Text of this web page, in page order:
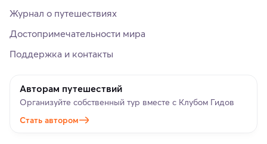
Журнал о путешествиях
Достопримечательности мира
Поддержка и контакты
Авторам путешествий
Организуйте собственный тур вместе с Клубом Гидов
Стать автором